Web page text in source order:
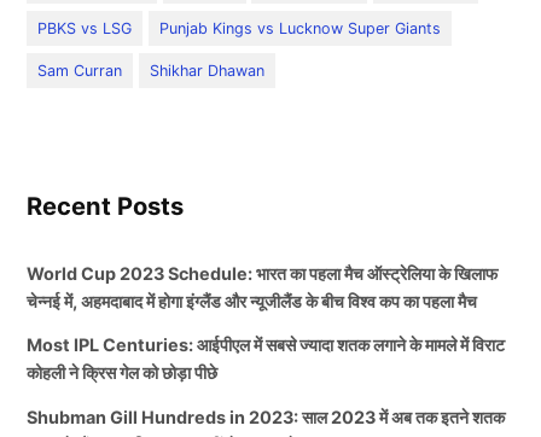
PBKS vs LSG Punjab Kings vs Lucknow Super Giants
Sam Curran Shikhar Dhawan
Recent Posts
World Cup 2023 Schedule: भारत का पहला मैच ऑस्ट्रेलिया के खिलाफ
चेन्नई में, अहमदाबाद में होगा इंग्लैंड और न्यूजीलैंड के बीच विश्व कप का पहला मैच
Most IPL Centuries: आईपीएल में सबसे ज्यादा शतक लगाने के मामले में विराट
कोहली ने क्रिस गेल को छोड़ा पीछे
Shubman Gill Hundreds in 2023: साल 2023 में अब तक इतने शतक